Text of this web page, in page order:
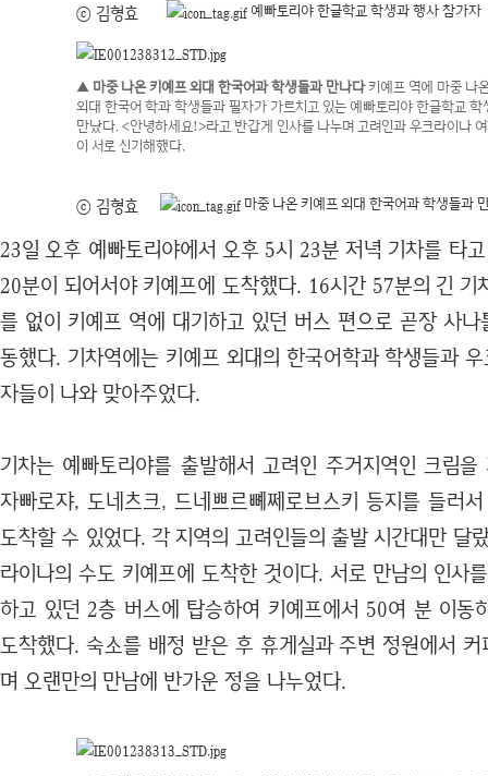
ⓒ 김형효 예빠토리야 한글학교 학생과 행사 참가자
▲ 마중 나온 키예프 외대 한국어과 학생들과 만나다키예프 역에 마중 나
외대 한국어 학과 학생들과 필자가 가르치고 있는 예빠토리야 한글학교 학
만났다. <안녕하세요!>라고 반갑게 인사를 나누며 고려인과 우크라이나
이 서로 신기해했다.
ⓒ 김형효 마중 나온 키예프 외대 한국어과 학생들과
23일 오후 예빠토리야에서 오후 5시 23분 저녁 기차를 타
20분이 되어서야 키예프에 도착했다. 16시간 57분의 긴 기
를 없이 키예프 역에 대기하고 있던 버스 편으로 곧장 사
동했다. 기차역에는 키예프 외대의 한국어학과 학생들과
자들이 나와 맞아주었다.
기차는 예빠토리야를 출발해서 고려인 주거지역인 크림
자빠로쟈, 도네츠크, 드네쁘르뼤쩨로브스키 등지를 들러
도착할 수 있었다. 각 지역의 고려인들의 출발 시간대만 달
라이나의 수도 키예프에 도착한 것이다. 서로 만남의 인사
하고 있던 2층 버스에 탑승하여 키예프에서 50여 분 이동
도착했다. 숙소를 배정 받은 후 휴게실과 주변 정원에서
며 오랜만의 만남에 반가운 정을 나누었다.